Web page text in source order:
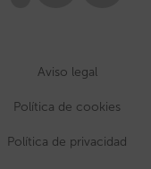
Aviso legal
Política de cookies
Política de privacidad